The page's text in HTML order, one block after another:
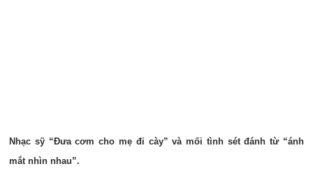
Nhạc sỹ “Đưa cơm cho mẹ đi cày” và mối tình sét đánh từ “ánh
mắt nhìn nhau”.